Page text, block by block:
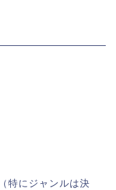
特にジャンルは決